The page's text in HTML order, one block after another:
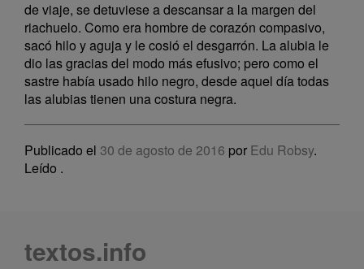
de viaje, se detuviese a descansar a la margen del
riachuelo. Como era hombre de corazón compasivo,
sacó hilo y aguja y le cosió el desgarrón. La alubia le
dio las gracias del modo más efusivo; pero como el
sastre había usado hilo negro, desde aquel día todas
las alubias tienen una costura negra.
Publicado el 30 de agosto de 2016 por Edu Robsy.
Leído .
textos.info